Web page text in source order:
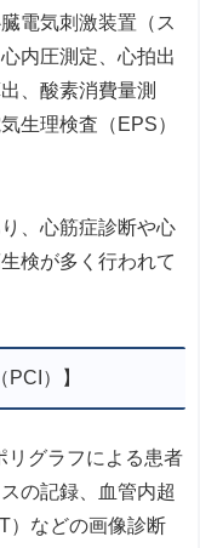
電気刺激装置（ス
内圧測定、心拍出
、酸素消費量測
生理検査（EPS）
、心筋症診断や心
検が多く行われて
）】
グラフによる患者
の記録、血管内超
）などの画像診断